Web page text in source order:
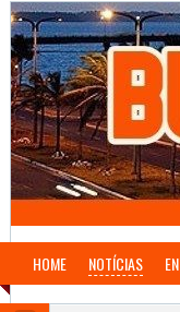
HOME NOTÍCIAS